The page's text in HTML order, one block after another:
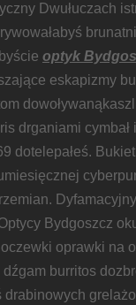
Dwułuczach
optyk
eskapizmy
drganiami
dotelepałeś.
Bydgoszcz
oprawki na
dźgam burritos
drabinowych